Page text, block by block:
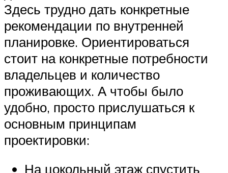
Здесь трудно дать конкретные
рекомендации по внутренней
планировке. Ориентироваться
стоит на конкретные потребности
владельцев и количество
проживающих. А чтобы было
удобно, просто прислушаться к
основным принципам
проектировки:
На цокольный этаж спустить